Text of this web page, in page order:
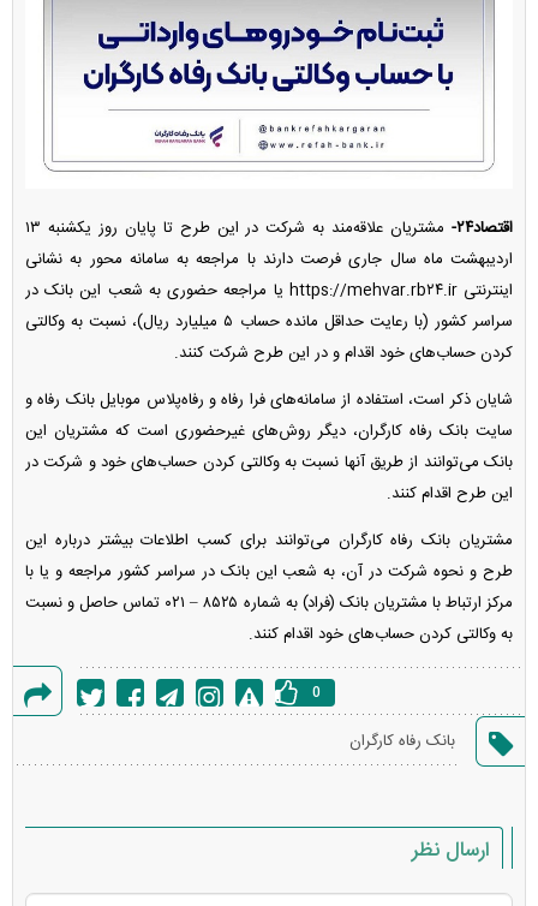
اقتصاد۲۴-
مشتریان علاقه‌مند به شرکت در این طرح تا پایان روز یکشنبه ۱۳
اردیبهشت ماه سال جاری فرصت دارند با مراجعه به سامانه محور به نشانی
اینترنتی https://mehvar.rb۲۴.ir یا مراجعه حضوری به شعب این بانک در
سراسر کشور (با رعایت حداقل مانده حساب ۵ میلیارد ریال)، نسبت به وکالتی
کردن حساب‌های خود اقدام و در این طرح شرکت کنند.
شایان ذکر است، استفاده از سامانه‌های فرا رفاه و رفاه‌پلاس موبایل بانک رفاه و
سایت بانک رفاه کارگران، دیگر روش‌های غیرحضوری است که مشتریان این
بانک می‌توانند از طریق آنها نسبت به وکالتی کردن حساب‌های خود و شرکت در
این طرح اقدام کنند.
مشتریان بانک رفاه کارگران می‌توانند برای کسب اطلاعات بیشتر درباره این
طرح و نحوه شرکت در آن، به شعب این بانک در سراسر کشور مراجعه و یا با
مرکز ارتباط با مشتریان بانک (فراد) به شماره ۸۵۲۵ – ۰۲۱ تماس حاصل و نسبت
به وکالتی کردن حساب‌های خود اقدام کنند.
خطا
0
بانک رفاه کارگران
ارسال نظر